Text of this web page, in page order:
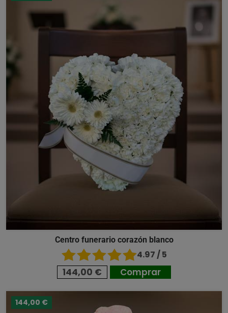
Centro funerario corazón blanco
4.97 / 5
144,00 € Comprar
144,00 €